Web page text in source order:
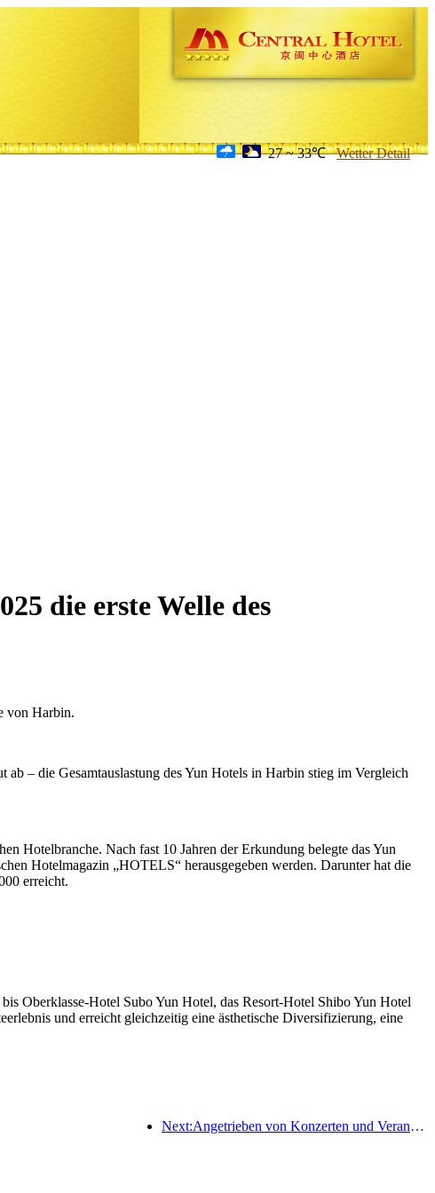
27 ~ 33℃ Wetter Detail
die erste Welle des
von Harbin.
– die Gesamtauslastung des Yun Hotels in Harbin stieg im Vergleich
Hotelbranche. Nach fast 10 Jahren der Erkundung belegte das Yun
Hotelmagazin „HOTELS“ herausgegeben werden. Darunter hat die
erreicht.
Oberklasse-Hotel Subo Yun Hotel, das Resort-Hotel Shibo Yun Hotel
und erreicht gleichzeitig eine ästhetische Diversifizierung, eine
Next:Angetrieben von Konzerten und Veranstaltungen wird erwartet, dass die Hotelleistung in Hangzhou im März weiter steigt